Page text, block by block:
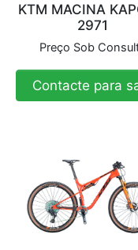
KTM MACINA
2971
Preço Sob
Contacte para